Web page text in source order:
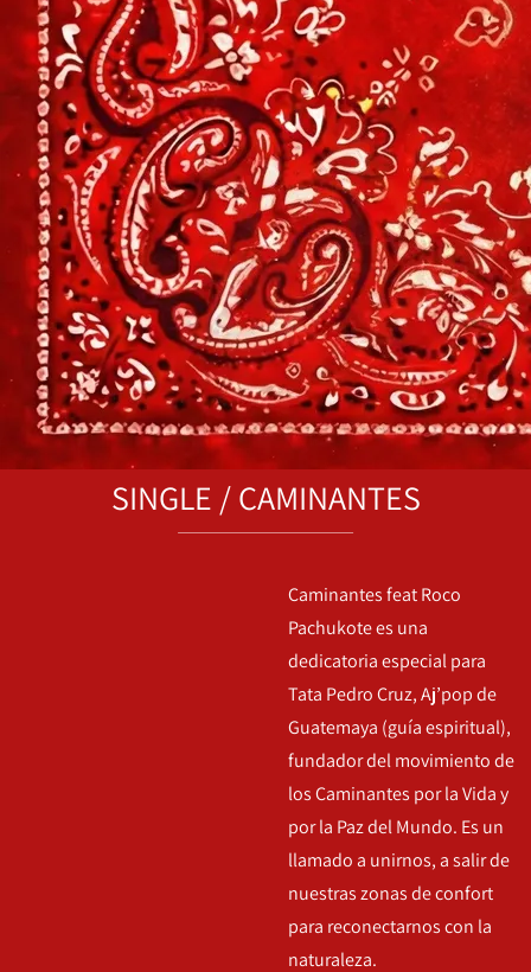
SINGLE / CAMINANTES
Caminantes feat Roco
Pachukote es una
dedicatoria especial para
Tata Pedro Cruz, Aj’pop de
Guatemaya (guía espiritual),
fundador del movimiento de
los Caminantes por la Vida y
por la Paz del Mundo. Es un
llamado a unirnos, a salir de
nuestras zonas de confort
para reconectarnos con la
naturaleza.